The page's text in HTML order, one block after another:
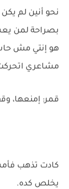
نحو أنين لم
بصراحة لمن
هو إنتي مش
مشاعري
قمر: إمنعها،
كادت تذهب
يخلص كده.